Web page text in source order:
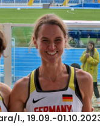
I., 19.09.-